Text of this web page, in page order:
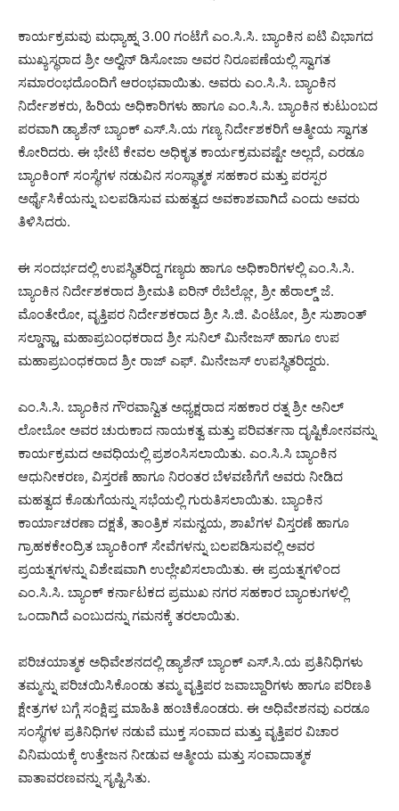
ಕಾರ್ಯಕ್ರಮವು ಮಧ್ಯಾಹ್ನ 3.00 ಗಂಟೆಗೆ ಎಂ.ಸಿ.ಸಿ. ಬ್ಯಾಂಕಿನ ಐಟಿ ವಿಭಾಗದ
ಮುಖ್ಯಸ್ಥರಾದ ಶ್ರೀ ಅಲ್ವಿನ್ ಡಿಸೋಜಾ ಅವರ ನಿರೂಪಣೆಯಲ್ಲಿ ಸ್ವಾಗತ
ಸಮಾರಂಭದೊಂದಿಗೆ ಆರಂಭವಾಯಿತು. ಅವರು ಎಂ.ಸಿ.ಸಿ. ಬ್ಯಾಂಕಿನ
ನಿರ್ದೇಶಕರು, ಹಿರಿಯ ಅಧಿಕಾರಿಗಳು ಹಾಗೂ ಎಂ.ಸಿ.ಸಿ. ಬ್ಯಾಂಕಿನ ಕುಟುಂಬದ
ಪರವಾಗಿ ಡ್ಯಾಶೆನ್ ಬ್ಯಾಂಕ್ ಎಸ್.ಸಿ.ಯ ಗಣ್ಯ ನಿರ್ದೇಶಕರಿಗೆ ಆತ್ಮೀಯ ಸ್ವಾಗತ
ಕೋರಿದರು. ಈ ಭೇಟಿ ಕೇವಲ ಅಧಿಕೃತ ಕಾರ್ಯಕ್ರಮವಷ್ಟೇ ಅಲ್ಲದೆ, ಎರಡೂ
ಬ್ಯಾಂಕಿಂಗ್ ಸಂಸ್ಥೆಗಳ ನಡುವಿನ ಸಂಸ್ಥಾತ್ಮಕ ಸಹಕಾರ ಮತ್ತು ಪರಸ್ಪರ
ಅರ್ಥೈಸಿಕೆಯನ್ನು ಬಲಪಡಿಸುವ ಮಹತ್ವದ ಅವಕಾಶವಾಗಿದೆ ಎಂದು ಅವರು
ತಿಳಿಸಿದರು.
ಈ ಸಂದರ್ಭದಲ್ಲಿ ಉಪಸ್ಥಿತರಿದ್ದ ಗಣ್ಯರು ಹಾಗೂ ಅಧಿಕಾರಿಗಳಲ್ಲಿ ಎಂ.ಸಿ.ಸಿ.
ಬ್ಯಾಂಕಿನ ನಿರ್ದೇಶಕರಾದ ಶ್ರೀಮತಿ ಐರಿನ್ ರೆಬೆಲ್ಲೋ, ಶ್ರೀ ಹೆರಾಲ್ಡ್ ಜೆ.
ಮೊಂತೇರೋ, ವೃತ್ತಿಪರ ನಿರ್ದೇಶಕರಾದ ಶ್ರೀ ಸಿ.ಜಿ. ಪಿಂಟೋ, ಶ್ರೀ ಸುಶಾಂತ್
ಸಲ್ಡಾನ್ಹಾ, ಮಹಾಪ್ರಬಂಧಕರಾದ ಶ್ರೀ ಸುನಿಲ್ ಮಿನೇಜಸ್ ಹಾಗೂ ಉಪ
ಮಹಾಪ್ರಬಂಧಕರಾದ ಶ್ರೀ ರಾಜ್ ಎಫ್. ಮಿನೇಜಸ್ ಉಪಸ್ಥಿತರಿದ್ದರು.
ಎಂ.ಸಿ.ಸಿ. ಬ್ಯಾಂಕಿನ ಗೌರವಾನ್ವಿತ ಅಧ್ಯಕ್ಷರಾದ ಸಹಕಾರ ರತ್ನ ಶ್ರೀ ಅನಿಲ್
ಲೋಬೋ ಅವರ ಚುರುಕಾದ ನಾಯಕತ್ವ ಮತ್ತು ಪರಿವರ್ತನಾ ದೃಷ್ಟಿಕೋನವನ್ನು
ಕಾರ್ಯಕ್ರಮದ ಅವಧಿಯಲ್ಲಿ ಪ್ರಶಂಸಿಸಲಾಯಿತು. ಎಂ.ಸಿ.ಸಿ ಬ್ಯಾಂಕಿನ
ಆಧುನೀಕರಣ, ವಿಸ್ತರಣೆ ಹಾಗೂ ನಿರಂತರ ಬೆಳವಣಿಗೆಗೆ ಅವರು ನೀಡಿದ
ಮಹತ್ವದ ಕೊಡುಗೆಯನ್ನು ಸಭೆಯಲ್ಲಿ ಗುರುತಿಸಲಾಯಿತು. ಬ್ಯಾಂಕಿನ
ಕಾರ್ಯಾಚರಣಾ ದಕ್ಷತೆ, ತಾಂತ್ರಿಕ ಸಮನ್ವಯ, ಶಾಖೆಗಳ ವಿಸ್ತರಣೆ ಹಾಗೂ
ಗ್ರಾಹಕಕೇಂದ್ರಿತ ಬ್ಯಾಂಕಿಂಗ್ ಸೇವೆಗಳನ್ನು ಬಲಪಡಿಸುವಲ್ಲಿ ಅವರ
ಪ್ರಯತ್ನಗಳನ್ನು ವಿಶೇಷವಾಗಿ ಉಲ್ಲೇಖಿಸಲಾಯಿತು. ಈ ಪ್ರಯತ್ನಗಳಿಂದ
ಎಂ.ಸಿ.ಸಿ. ಬ್ಯಾಂಕ್ ಕರ್ನಾಟಕದ ಪ್ರಮುಖ ನಗರ ಸಹಕಾರ ಬ್ಯಾಂಕುಗಳಲ್ಲಿ
ಒಂದಾಗಿದೆ ಎಂಬುದನ್ನು ಗಮನಕ್ಕೆ ತರಲಾಯಿತು.
ಪರಿಚಯಾತ್ಮಕ ಅಧಿವೇಶನದಲ್ಲಿ ಡ್ಯಾಶೆನ್ ಬ್ಯಾಂಕ್ ಎಸ್.ಸಿ.ಯ ಪ್ರತಿನಿಧಿಗಳು
ತಮ್ಮನ್ನು ಪರಿಚಯಿಸಿಕೊಂಡು ತಮ್ಮ ವೃತ್ತಿಪರ ಜವಾಬ್ದಾರಿಗಳು ಹಾಗೂ ಪರಿಣತಿ
ಕ್ಷೇತ್ರಗಳ ಬಗ್ಗೆ ಸಂಕ್ಷಿಪ್ತ ಮಾಹಿತಿ ಹಂಚಿಕೊಂಡರು. ಈ ಅಧಿವೇಶನವು ಎರಡೂ
ಸಂಸ್ಥೆಗಳ ಪ್ರತಿನಿಧಿಗಳ ನಡುವೆ ಮುಕ್ತ ಸಂವಾದ ಮತ್ತು ವೃತ್ತಿಪರ ವಿಚಾರ
ವಿನಿಮಯಕ್ಕೆ ಉತ್ತೇಜನ ನೀಡುವ ಆತ್ಮೀಯ ಮತ್ತು ಸಂವಾದಾತ್ಮಕ
ವಾತಾವರಣವನ್ನು ಸೃಷ್ಟಿಸಿತು.